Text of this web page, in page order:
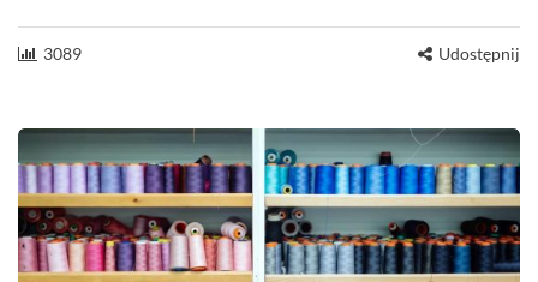
3089 Udostępnij